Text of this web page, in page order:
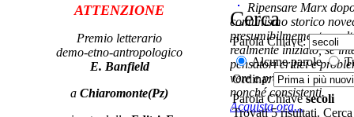
Il
ATTENZIONE
Premio letterario
demo-etno-antropologico
E. Banfield
a Chiaromonte(Pz)
Ripensare Marx
comunismo storico
presumibilmemente
realmente iniziato, se
pensatori critici e
vere e proprie correnti
nonché consistenti.
Acquista ora...
Cerca
Parola Chiave:
Alcune parole
Ordina:
Parola Chiavesecoli
Trovati 5 risultati.